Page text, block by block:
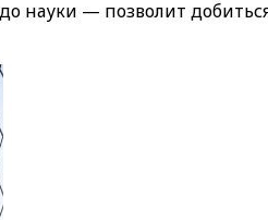
науки — позволит